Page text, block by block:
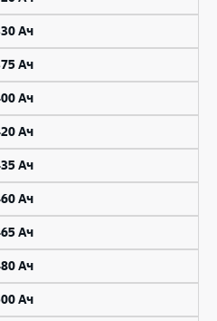
Ач
Ач
Ач
Ач
Ач
Ач
Ач
Ач
Ач